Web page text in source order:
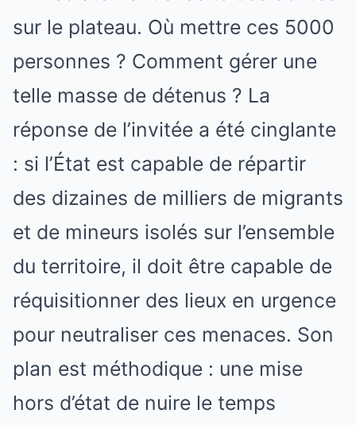
sur le plateau. Où mettre ces 5000
personnes ? Comment gérer une
telle masse de détenus ? La
réponse de l’invitée a été cinglante
: si l’État est capable de répartir
des dizaines de milliers de migrants
et de mineurs isolés sur l’ensemble
du territoire, il doit être capable de
réquisitionner des lieux en urgence
pour neutraliser ces menaces. Son
plan est méthodique : une mise
hors d’état de nuire le temps